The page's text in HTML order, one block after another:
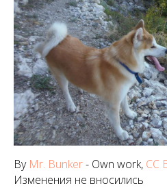
By Mr. Bunker- Own work, CC
Изменения не вносились